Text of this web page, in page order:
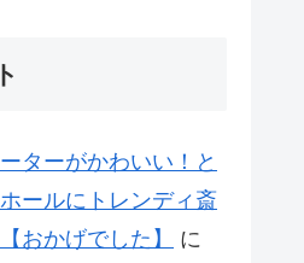
ターがかわいい！と
ールにトレンディ斎
おかげでした】
に